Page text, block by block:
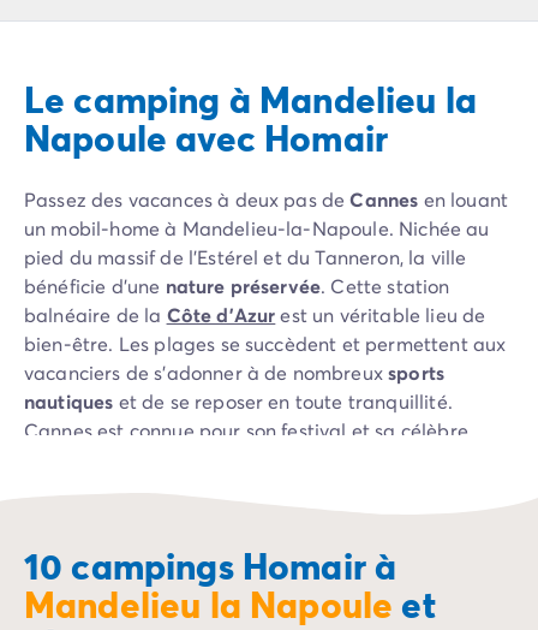
Camping Hendaye
Camping Bretagne
Camping Côtes d'Armor
Camping Ille-et-Vilaine
Camping Saint-Malo
Camping Morbihan
Camping Vannes
Camping Centre-Val de Loire
Camping Indre-et-Loire
Camping Chenonceau
Camping Champagne-Ardenne
Camping Ardennes
Camping Corse-du-Sud
Camping Porto Vecchio
Camping Haute-Corse
Camping Bastia
Le camping à Mandelieu la
Napoule avec Homair
Passez des vacances à deux pas deCannes en louant
un mobil-home à Mandelieu-la-Napoule. Nichée au
pied du massif de l’Estérel et du Tanneron, la ville
bénéficie d’une nature préservée. Cette station
balnéaire de la Côte d'Azurest un véritable lieu de
bien-être. Les plages se succèdent et permettent aux
vacanciers de s’adonner à de nombreuxsports
nautiques et de se reposer en toute tranquillité.
Cannes est connue pour son festival et sa célèbre
succèdent sur le tapis rouge. Promenez-vous dans les
ruelles pavées et découvrez le centre historique et son
10 campings Homair à
Mandelieu la Napoule et